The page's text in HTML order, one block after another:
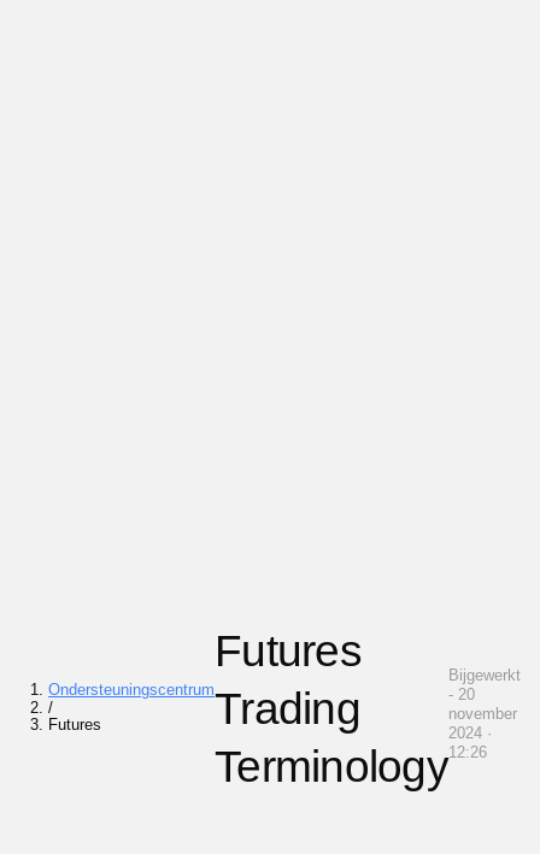
Ondersteuningscentrum
/
Futures
Futures
Trading
Terminology
Bijgewerkt
- 20
november
2024 ·
12:26